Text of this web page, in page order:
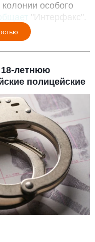
особого
"Интерфакс".
18-летнюю
полицейские